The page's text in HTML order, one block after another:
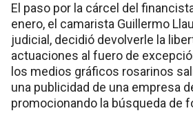
El paso por la cárcel del
enero, el camarista Guillermo
judicial, decidió devolverle la
actuaciones al fuero de
los medios gráficos rosarinos
una publicidad de una empresa
promocionando la búsqueda de